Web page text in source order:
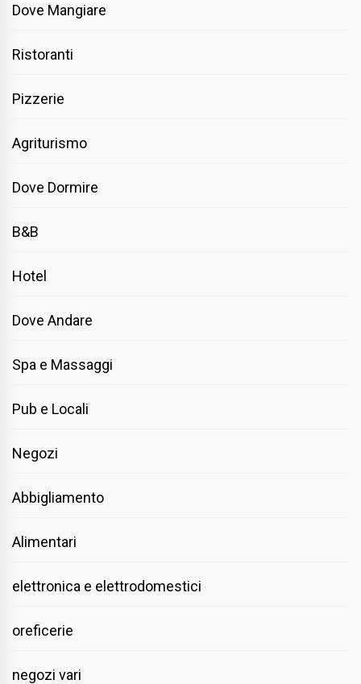
Dove Mangiare
Ristoranti
Pizzerie
Agriturismo
Dove Dormire
B&B
Hotel
Dove Andare
Spa e Massaggi
Pub e Locali
Negozi
Abbigliamento
Alimentari
elettronica e elettrodomestici
oreficerie
negozi vari